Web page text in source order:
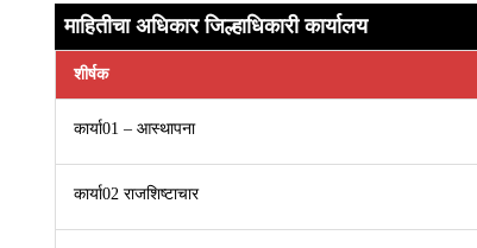
माहितीचा अधिकार जिल्हाधिकारी कार्यालय
शीर्षक
कार्या01 – आस्थापना
कार्या02 राजशिष्टाचार